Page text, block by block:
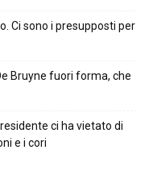
Ci sono i presupposti per
Bruyne fuori forma, che
ci ha vietato di
e i cori